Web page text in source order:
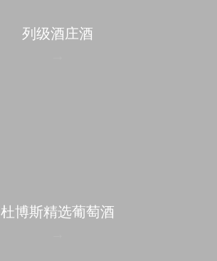
列级酒庄酒
杜博斯精选葡萄酒